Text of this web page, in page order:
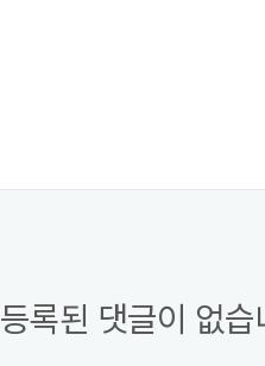
등록된 댓글이 없습